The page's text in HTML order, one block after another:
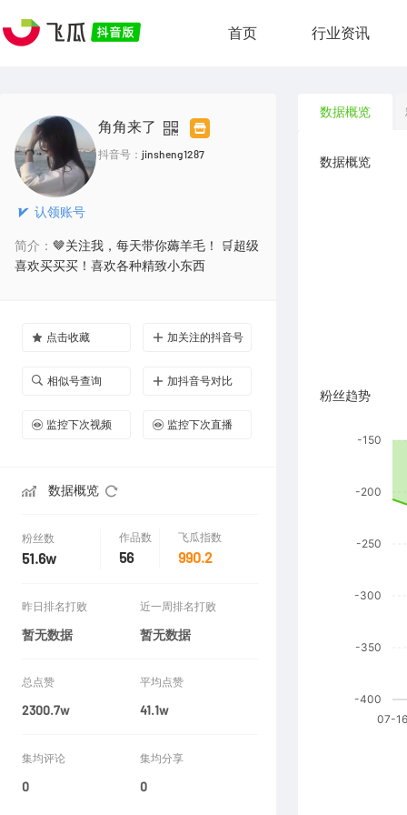
首页 行业资讯
认领账号
角角来了
抖音号： jinsheng1287
简介： 🤎关注我，每天带你薅羊毛！ 🛒超级
喜欢买买买！喜欢各种精致小东西
点击收藏 加关注的抖音号
相似号查询 加抖音号对比
监控下次视频 监控下次直播
数据概览
粉丝数
51.6w
作品数
56
飞瓜指数
990.2
昨日排名打败
暂无数据
近一周排名打败
暂无数据
总点赞
2300.7w
平均点赞
41.1w
集均评论
0
集均分享
0
数据概览
数据概览
粉丝趋势